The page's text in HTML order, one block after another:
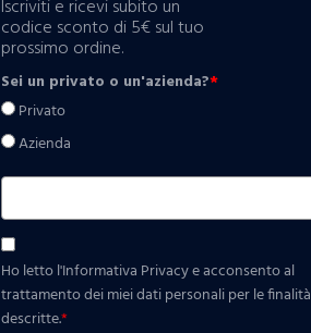
Iscriviti e ricevi subito un
codice sconto di 5€ sul tuo
prossimo ordine.
Sei un privato o un'azienda?*
Privato
Azienda
Ho letto l'Informativa Privacy e acconsento al
trattamento dei miei dati personali per le finalità
descritte.*